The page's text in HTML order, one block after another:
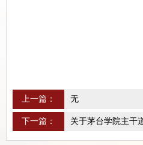
上一篇： 无
下一篇：